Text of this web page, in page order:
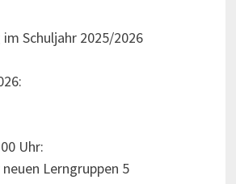
Schuljahr 2025/2026
Uhr:
Lerngruppen 5